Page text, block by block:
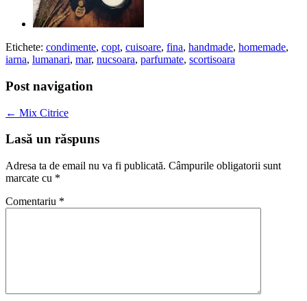
Etichete: condimente, copt, cuisoare, fina, handmade, homemade,
iarna, lumanari, mar, nucsoara, parfumate, scortisoara
Post navigation
← Mix Citrice
Lasă un răspuns
Adresa ta de email nu va fi publicată. Câmpurile obligatorii sunt
marcate cu *
Comentariu *